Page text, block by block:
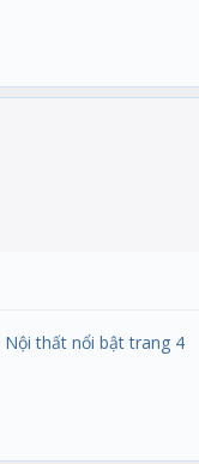
Nội thất nổi bật trang 4